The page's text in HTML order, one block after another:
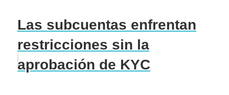
Las subcuentas enfrentan
restricciones sin la
aprobación de KYC